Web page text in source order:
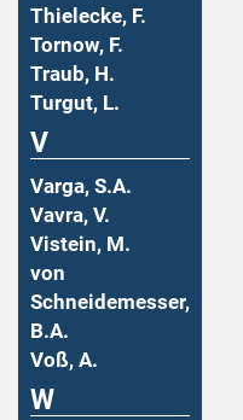
Thielecke, F.
Tornow, F.
Traub, H.
Turgut, L.
V
Varga, S.A.
Vavra, V.
Vistein, M.
von
Schneidemesser,
B.A.
Voß, A.
W